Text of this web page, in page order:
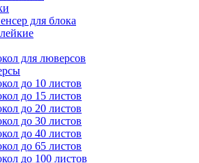
для блока
для люверсов
до 10 листов
до 15 листов
до 20 листов
до 30 листов
до 40 листов
до 65 листов
до 100 листов